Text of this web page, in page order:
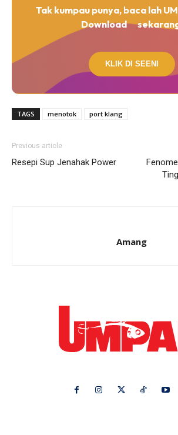
Tak kumpau punya, baca lah
Download
KLIK DI SEENI
TAGS menotok port klang
Previous article
Resepi Sup Jenahak Power
Amang